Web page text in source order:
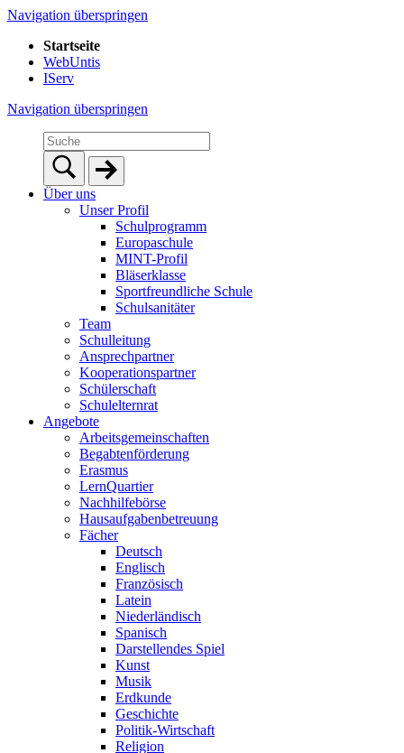
Navigation überspringen
Startseite
WebUntis
IServ
Navigation überspringen
Über uns
Unser Profil
Schulprogramm
Europaschule
MINT-Profil
Bläserklasse
Sportfreundliche Schule
Schulsanitäter
Team
Schulleitung
Ansprechpartner
Kooperationspartner
Schülerschaft
Schulelternrat
Angebote
Arbeitsgemeinschaften
Begabtenförderung
Erasmus
LernQuartier
Nachhilfebörse
Hausaufgabenbetreuung
Fächer
Deutsch
Englisch
Französisch
Latein
Niederländisch
Spanisch
Darstellendes Spiel
Kunst
Musik
Erdkunde
Geschichte
Politik-Wirtschaft
Religion